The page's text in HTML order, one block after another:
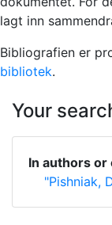
lagt inn
Bibliografien er
bibliotek.
Your
In authors
"Pishniak,